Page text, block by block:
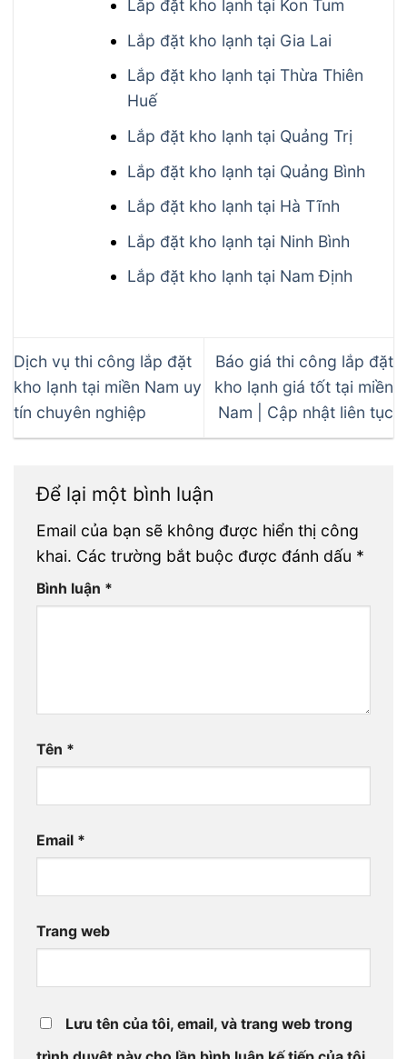
Lắp đặt kho lạnh tại Kon Tum
Lắp đặt kho lạnh tại Gia Lai
Lắp đặt kho lạnh tại Thừa Thiên
Huế
Lắp đặt kho lạnh tại Quảng Trị
Lắp đặt kho lạnh tại Quảng Bình
Lắp đặt kho lạnh tại Hà Tĩnh
Lắp đặt kho lạnh tại Ninh Bình
Lắp đặt kho lạnh tại Nam Định
Dịch vụ thi công lắp đặt
kho lạnh tại miền Nam uy
tín chuyên nghiệp
Báo giá thi công lắp đặt
kho lạnh giá tốt tại miền
Nam | Cập nhật liên tục
Để lại một bình luận
Email của bạn sẽ không được hiển thị công
khai. Các trường bắt buộc được đánh dấu *
Bình luận *
Tên *
Email *
Trang web
Lưu tên của tôi, email, và trang web trong